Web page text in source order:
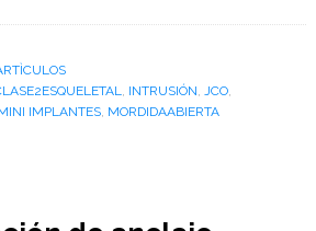
, INTRUSIÓN, JCO,
IMPLANTES, MORDIDAABIERTA